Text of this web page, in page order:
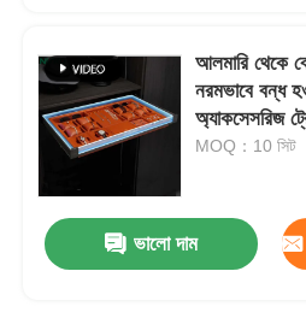
আলমারি থেকে
নরমভাবে বন্ধ
অ্যাকসেসরিজ
MOQ：10 সিট
ভালো দাম